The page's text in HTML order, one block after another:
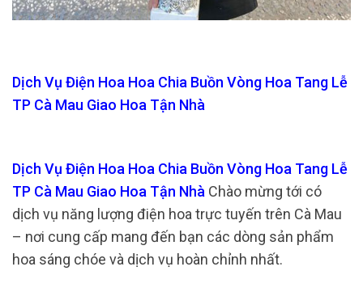
Dịch Vụ Điện Hoa Hoa Chia Buồn Vòng Hoa Tang Lễ
TP Cà Mau Giao Hoa Tận Nhà
Dịch Vụ Điện Hoa Hoa Chia Buồn Vòng Hoa Tang Lễ
TP Cà Mau Giao Hoa Tận Nhà Chào mừng tới có
dịch vụ năng lượng điện hoa trực tuyến trên Cà Mau
– nơi cung cấp mang đến bạn các dòng sản phẩm
hoa sáng chóe và dịch vụ hoàn chỉnh nhất.